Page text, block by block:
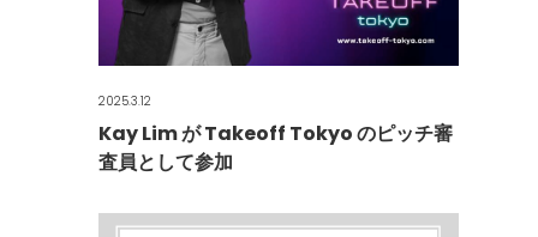
2025.3.12
Kay Lim が Takeoff Tokyo のピッチ審
査員として参加